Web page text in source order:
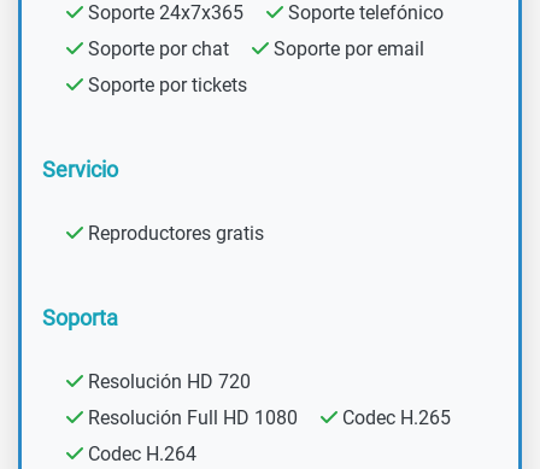
Soporte 24x7x365
Soporte telefónico
Soporte por chat
Soporte por email
Soporte por tickets
Servicio
Reproductores gratis
Soporta
Resolución HD 720
Resolución Full HD 1080
Codec H.265
Codec H.264